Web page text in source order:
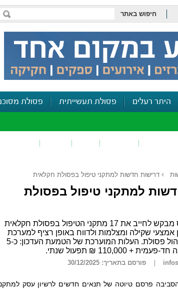
חיפוש באתר
היתר רעלים פסולת תעשייתית פסולת
דרישות חדשות למתקני טיפול בפסולת חקלאית
למתקני טיפול בפסולת
המשרד להגנ"ס מבקש לחייב את 17 מתקני הטיפול בפסולת חקלאית
אמצעי שקילה ומצלמות ולדווח באופן רציף למערכת
הממשלתית לניהול פסולת. העלות המוערכת של הטמעת העדכון: כ-5
+ 110,000 ₪ תפעול שנתי.
פורסם בתאריך: 30/12/2025
פרסם טיוטה של תנאים חדשים לרשיון עסק